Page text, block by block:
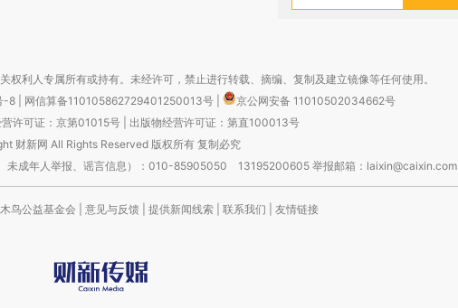
权利人专属所有或持有。未经许可，禁止进行转载、摘编、复制及建立镜像等任何使用。
-8 网信算备110105862729401250013号
京公网安备 11010502034662号
许可证：京第01015号| 出版物经营许可证：第直100013号
财新网 All Rights Reserved 版权所有 复制必究
未成年人举报、谣言信息）：010-85905050 13195200605 举报邮箱：laixin@caixin.com
鸟公益基金会 意见与反馈 提供新闻线索 联系我们 友情链接